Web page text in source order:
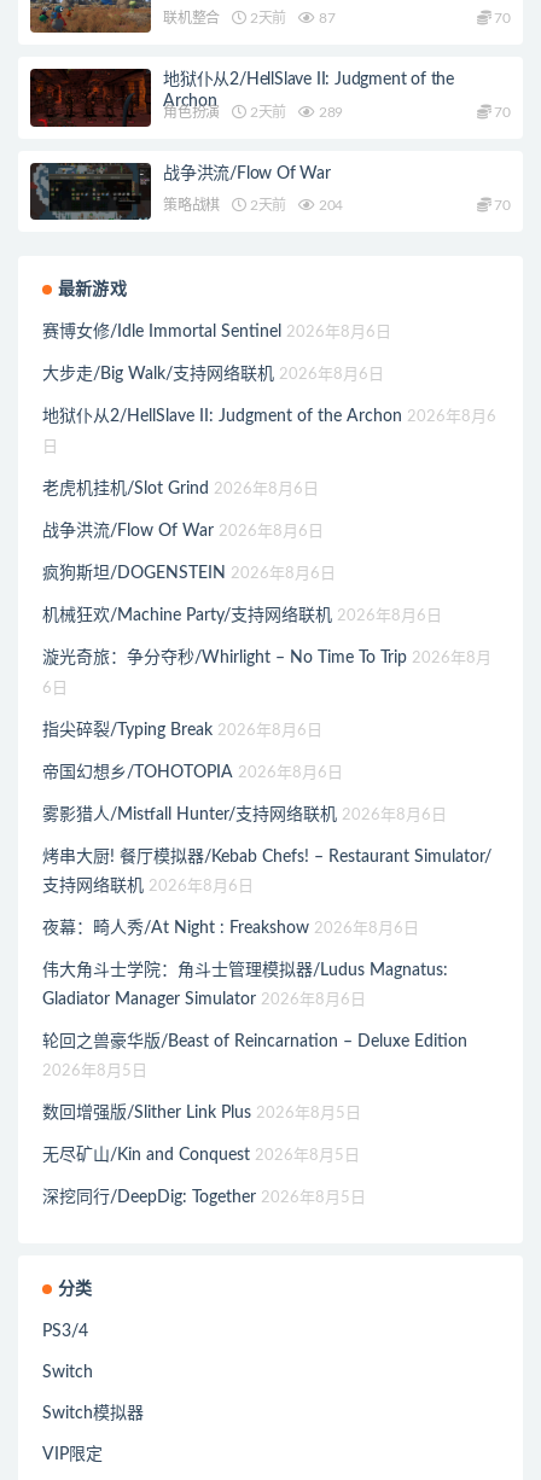
联机整合 2天前 87 70
地狱仆从2/HellSlave II: Judgment of the
Archon
角色扮演 2天前 289 70
战争洪流/Flow Of War
策略战棋 2天前 204 70
最新游戏
赛博女修/Idle Immortal Sentinel 2026年8月6日
大步走/Big Walk/支持网络联机 2026年8月6日
地狱仆从2/HellSlave II: Judgment of the Archon 2026年8月6
日
老虎机挂机/Slot Grind 2026年8月6日
战争洪流/Flow Of War 2026年8月6日
疯狗斯坦/DOGENSTEIN 2026年8月6日
机械狂欢/Machine Party/支持网络联机 2026年8月6日
漩光奇旅：争分夺秒/Whirlight – No Time To Trip 2026年8月
6日
指尖碎裂/Typing Break 2026年8月6日
帝国幻想乡/TOHOTOPIA 2026年8月6日
雾影猎人/Mistfall Hunter/支持网络联机 2026年8月6日
烤串大厨! 餐厅模拟器/Kebab Chefs! – Restaurant Simulator/
支持网络联机 2026年8月6日
夜幕：畸人秀/At Night : Freakshow 2026年8月6日
伟大角斗士学院：角斗士管理模拟器/Ludus Magnatus:
Gladiator Manager Simulator 2026年8月6日
轮回之兽豪华版/Beast of Reincarnation – Deluxe Edition
2026年8月5日
数回增强版/Slither Link Plus 2026年8月5日
无尽矿山/Kin and Conquest 2026年8月5日
深挖同行/DeepDig: Together 2026年8月5日
分类
PS3/4
Switch
Switch模拟器
VIP限定